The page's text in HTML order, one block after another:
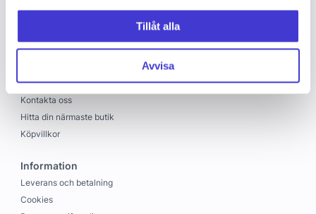
Tillåt alla
Avvisa
Vendre
C&C
Jobba hos oss
Kontakta oss
Hitta din närmaste butik
Köpvillkor
Information
Leverans och betalning
Cookies